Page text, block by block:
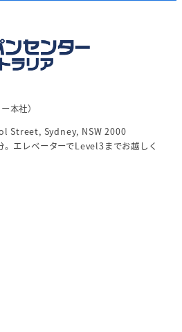
本社）
Street, Sydney, NSW 2000
エレベーターでLevel3までお越しく